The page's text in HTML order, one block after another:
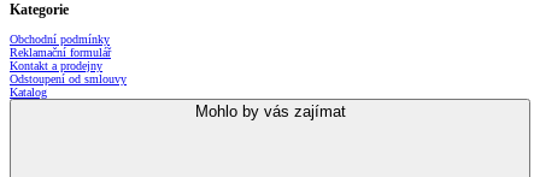
Kategorie
Obchodní podmínky
Reklamační formulář
Kontakt a prodejny
Odstoupení od smlouvy
Katalog
Mohlo by vás zajímat